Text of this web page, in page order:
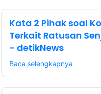
Kata 2 Pihak soal
Terkait Ratusan
- detikNews
Baca selengkapnya